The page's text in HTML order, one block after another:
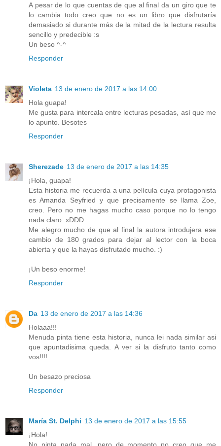
A pesar de lo que cuentas de que al final da un giro que te
lo cambia todo creo que no es un libro que disfrutaría
demasiado si durante más de la mitad de la lectura resulta
sencillo y predecible :s
Un beso ^-^
Responder
Violeta 13 de enero de 2017 a las 14:00
Hola guapa!
Me gusta para intercala entre lecturas pesadas, así que me
lo apunto. Besotes
Responder
Sherezade 13 de enero de 2017 a las 14:35
¡Hola, guapa!
Esta historia me recuerda a una película cuya protagonista
es Amanda Seyfried y que precisamente se llama Zoe,
creo. Pero no me hagas mucho caso porque no lo tengo
nada claro. xDDD
Me alegro mucho de que al final la autora introdujera ese
cambio de 180 grados para dejar al lector con la boca
abierta y que la hayas disfrutado mucho. :)
¡Un beso enorme!
Responder
Da 13 de enero de 2017 a las 14:36
Holaaa!!!
Menuda pinta tiene esta historia, nunca lei nada similar asi
que apuntadisima queda. A ver si la disfruto tanto como
vos!!!!
Un besazo preciosa
Responder
María St. Delphi 13 de enero de 2017 a las 15:55
¡Hola!